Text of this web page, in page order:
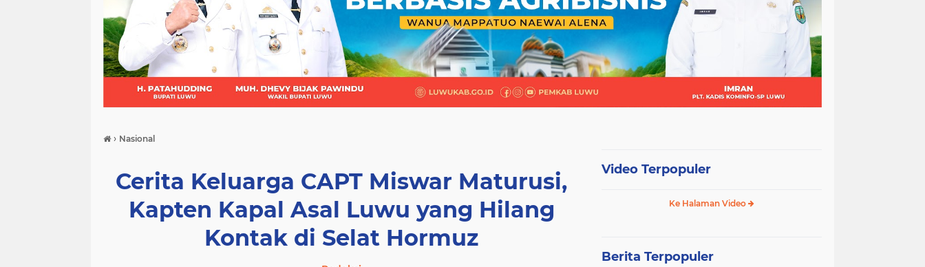
(21) (9) (7)
› Nasional
Cerita Keluarga CAPT Miswar Maturusi,
Kapten Kapal Asal Luwu yang Hilang
Kontak di Selat Hormuz
Video Terpopuler
Ke Halaman Video
Berita Terpopuler